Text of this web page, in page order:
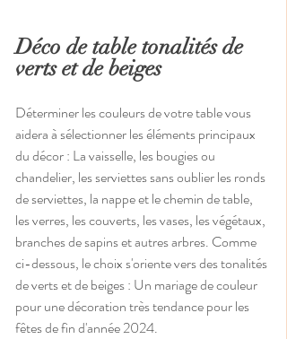
Déco de table tonalités de
verts et de beiges
Déterminer les couleurs de votre table vous
aidera à sélectionner les éléments principaux
du décor : La vaisselle, les bougies ou
chandelier, les serviettes sans oublier les ronds
de serviettes, la nappe et le chemin de table,
les verres, les couverts, les vases, les végétaux,
branches de sapins et autres arbres. Comme
ci-dessous, le choix s'oriente vers des tonalités
de verts et de beiges : Un mariage de couleur
pour une décoration très tendance pour les
fêtes de fin d'année 2024.